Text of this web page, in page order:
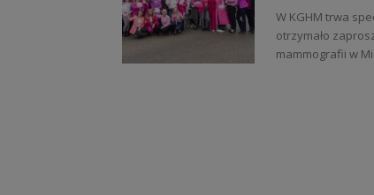
W KGHM trwa
otrzymało
mammografii w